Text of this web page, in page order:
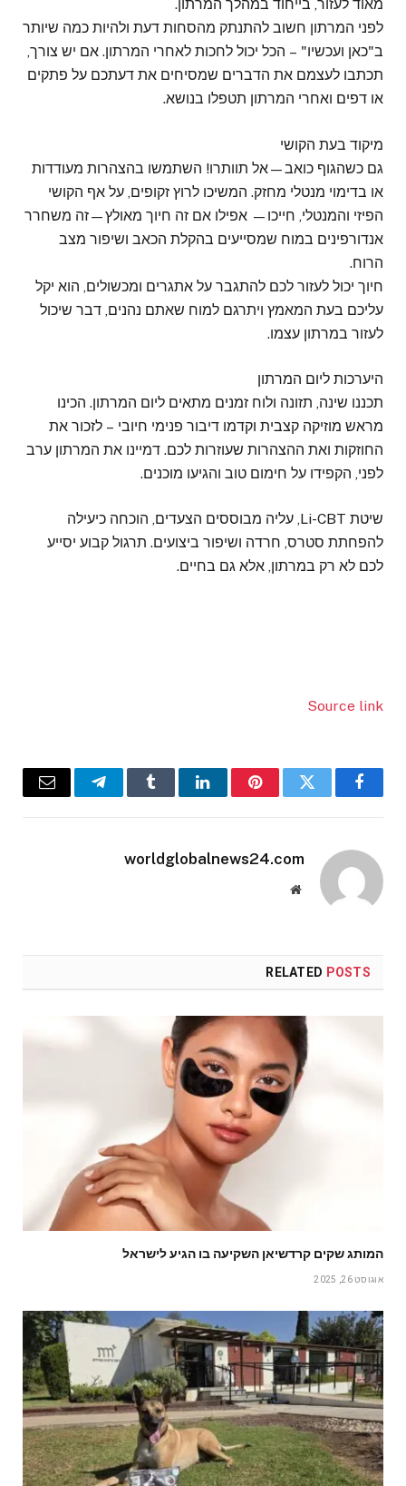
מאוד לעזור, בייחוד במהלך המרתון.
לפני המרתון חשוב להתנתק מהסחות דעת ולהיות כמה שיותר
ב"כאן ועכשיו" – הכל יכול לחכות לאחרי המרתון. אם יש צורך,
תכתבו לעצמם את הדברים שמסיחים את דעתכם על פתקים
או דפים ואחרי המרתון תטפלו בנושא.
מיקוד בעת הקושי
גם כשהגוף כואב—אל תוותרו! השתמשו בהצהרות מעודדות
או בדימוי מנטלי מחזק. המשיכו לרוץ זקופים, על אף הקושי
הפיזי והמנטלי, חייכו— אפילו אם זה חיוך מאולץ—זה משחרר
אנדורפינים במוח שמסייעים בהקלת הכאב ושיפור מצב
הרוח.
חיוך יכול לעזור לכם להתגבר על אתגרים ומכשולים, הוא יקל
עליכם בעת המאמץ ויתרגם למוח שאתם נהנים, דבר שיכול
לעזור במרתון עצמו.
היערכות ליום המרתון
תכננו שינה, תזונה ולוח זמנים מתאים ליום המרתון. הכינו
מראש מוזיקה קצבית וקדמו דיבור פנימי חיובי – לזכור את
החוזקות ואת ההצהרות שעוזרות לכם. דמיינו את המרתון ערב
לפני, הקפידו על חימום טוב והגיעו מוכנים.
שיטת Li-CBT, עליה מבוססים הצעדים, הוכחה כיעילה
להפחתת סטרס, חרדה ושיפור ביצועים. תרגול קבוע יסייע
לכם לא רק במרתון, אלא גם בחיים.
Source link
Facebook
Twitter
Pinterest
LinkedIn
Tumblr
Telegram
Email
worldglobalnews24.com
Website
RELATED POSTS
המותג שקים קרדשיאן השקיעה בו הגיע לישראל
אוגוסט 26, 2025